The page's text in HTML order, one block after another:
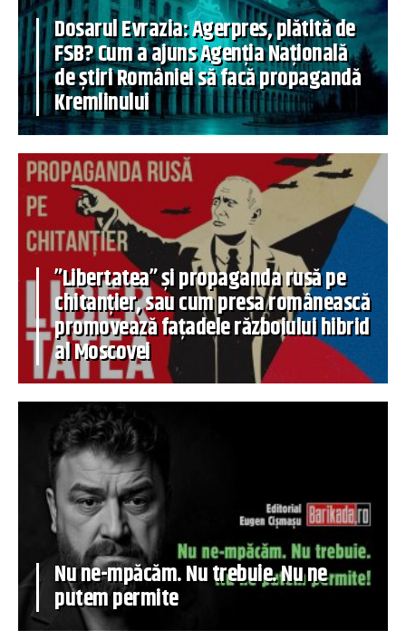
Dosarul Evrazia: Agerpres, plătită de
FSB? Cum a ajuns Agenția Națională
de știri României să facă propagandă
Kremlinului
”Libertatea” și propaganda rusă pe
chitanțier, sau cum presa românească
promovează fațadele războiului hibrid
al Moscovei
Nu ne-mpăcăm. Nu trebuie. Nu ne
putem permite